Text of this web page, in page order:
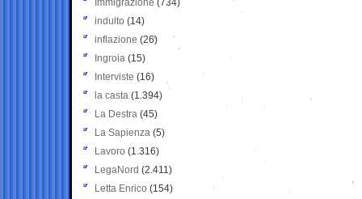
Immigrazione (734)
indulto (14)
inflazione (26)
Ingroia (15)
Interviste (16)
la casta (1.394)
La Destra (45)
La Sapienza (5)
Lavoro (1.316)
LegaNord (2.411)
Letta Enrico (154)